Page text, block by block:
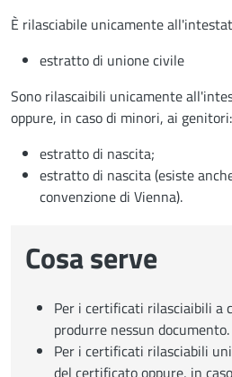
È rilasciabile unicamente
estratto di unione civile
Sono rilascaibili unicamente
oppure, in caso di minori, ai genitori:
estratto di nascita;
estratto di nascita (esiste
convenzione di Vienna).
Cosa serve
Per i certificati rilasciaibili a
produrre nessun documento.
Per i certificati rilasciabili
del certificato oppure, in